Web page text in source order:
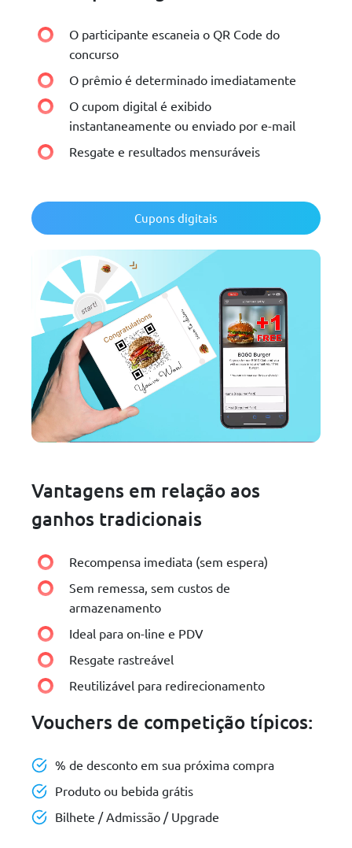
O participante escaneia o QR Code do
concurso
O prêmio é determinado imediatamente
O cupom digital é exibido
instantaneamente ou enviado por e-mail
Resgate e resultados mensuráveis
Cupons digitais
Vouchers de competição típicos:
% de desconto em sua próxima compra
Produto ou bebida grátis
Bilhete / Admissão / Upgrade
Vantagens em relação aos
ganhos tradicionais
Recompensa imediata (sem espera)
Sem remessa, sem custos de
armazenamento
Ideal para on-line e PDV
Resgate rastreável
Reutilizável para redirecionamento